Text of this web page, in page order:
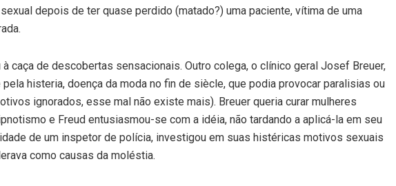
depois de ter quase perdido (matado?) uma paciente, vítima de uma
caça de descobertas sensacionais. Outro colega, o clínico geral Josef Breuer,
histeria, doença da moda no fin de siècle, que podia provocar paralisias ou
ignorados, esse mal não existe mais). Breuer queria curar mulheres
e Freud entusiasmou-se com a idéia, não tardando a aplicá-la em seu
de um inspetor de polícia, investigou em suas histéricas motivos sexuais
como causas da moléstia.